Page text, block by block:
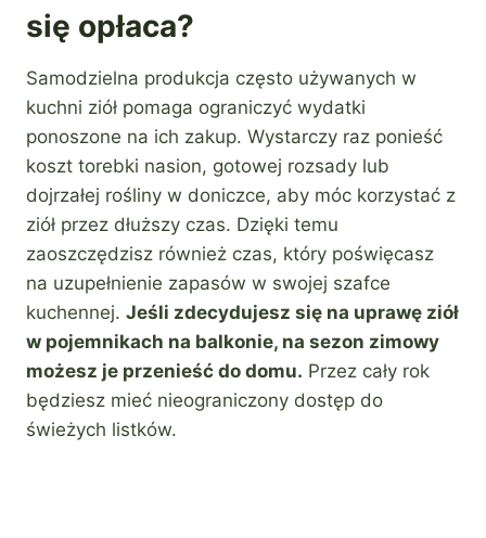
się opłaca?
Samodzielna produkcja często używanych w
kuchni ziół pomaga ograniczyć wydatki
ponoszone na ich zakup. Wystarczy raz ponieść
koszt torebki nasion, gotowej rozsady lub
dojrzałej rośliny w doniczce, aby móc korzystać z
ziół przez dłuższy czas. Dzięki temu
zaoszczędzisz również czas, który poświęcasz
na uzupełnienie zapasów w swojej szafce
kuchennej. Jeśli zdecydujesz się na uprawę ziół
w pojemnikach na balkonie, na sezon zimowy
możesz je przenieść do domu. Przez cały rok
będziesz mieć nieograniczony dostęp do
świeżych listków.